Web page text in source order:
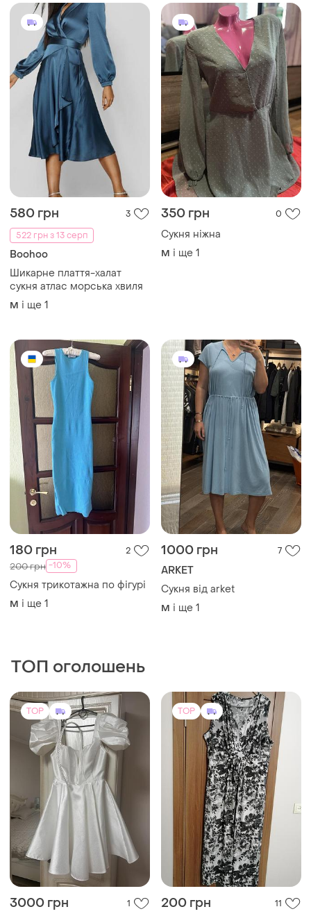
580 грн
3
522 грн з 13 серп
Boohoo
Шикарне плаття-халат
сукня атлас морська хвиля
M і ще 1
350 грн 0
Сукня ніжна
M і ще 1
180 грн 2
200 грн -10%
Сукня трикотажна по фігурі
M і ще 1
1000 грн 7
ARKET
Сукня від arket
M і ще 1
ТОП оголошень
TOP
3000 грн 1
TOP
200 грн 11